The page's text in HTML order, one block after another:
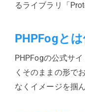
るライブラリ「
PHPFogとは
PHPFogの公式サ
くそのままの形で
なくイメージを掴